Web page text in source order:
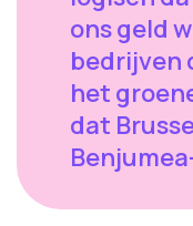
ons geld
bedrijven
het
dat